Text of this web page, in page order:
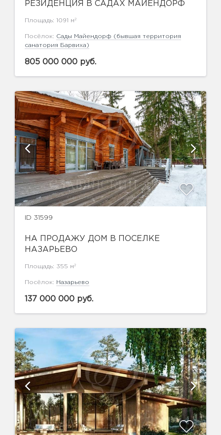
РЕЗИДЕНЦИЯ В САДАХ МАЙЕНДОРФ
Площадь: 1091 м 2
Посёлок: Сады Майендорф (бывшая территория
санатория Барвиха)
805 000 000 руб.
ID 31599
НА ПРОДАЖУ ДОМ В ПОСЕЛКЕ
НАЗАРЬЕВО
Площадь: 355 м 2
Посёлок: Назарьево
137 000 000 руб.